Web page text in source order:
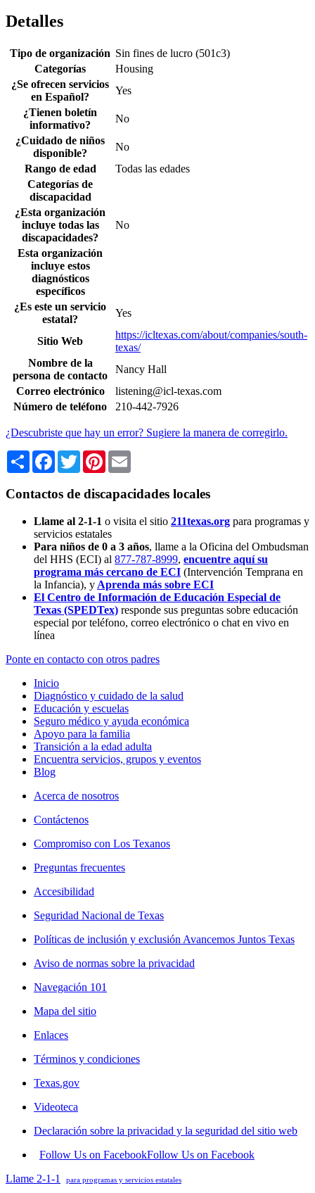
Detalles
Tipo de organización Sin fines de lucro (501c3)
Categorías
Housing
¿Se ofrecen servicios
en Español?
Yes
¿Tienen boletín
informativo?
No
¿Cuidado de niños
disponible?
No
Rango de edad
Todas las edades
Categorías de
discapacidad
¿Esta organización
incluye todas las
discapacidades?
No
Esta organización
incluye estos
diagnósticos
específicos
¿Es este un servicio
estatal?
Yes
Sitio Web
https://icltexas.com/about/companies/south-
texas/
Nombre de la
persona de contacto
Nancy Hall
Correo electrónico
listening@icl-texas.com
Número de teléfono
210-442-7926
¿Descubriste que hay un error? Sugiere la manera de corregirlo.
Share Facebook
TwitterPinterest
Contactos de discapacidades locales
Llame al 2-1-1 o visita el sitio 211texas.org para programas y
servicios estatales
Para niños de 0 a 3 años, llame a la Oficina del Ombudsman
del HHS (ECI) al 877-787-8999, encuentre aquí su
programa más cercano de ECI (Intervención Temprana en
la Infancia), y Aprenda más sobre ECI
El Centro de Información de Educación Especial de
Texas (SPEDTex) responde sus preguntas sobre educación
especial por teléfono, correo electrónico o chat en vivo en
línea
Ponte en contacto con otros padres
Inicio
Diagnóstico y cuidado de la salud
Educación y escuelas
Seguro médico y ayuda económica
Apoyo para la familia
Transición a la edad adulta
Encuentra servicios, grupos y eventos
Blog
Acerca de nosotros
Contáctenos
Compromiso con Los Texanos
Preguntas frecuentes
Accesibilidad
Seguridad Nacional de Texas
Políticas de inclusión y exclusión Avancemos Juntos Texas
Aviso de normas sobre la privacidad
Navegación 101
Mapa del sitio
Enlaces
Términos y condiciones
Texas.gov
Videoteca
Declaración sobre la privacidad y la seguridad del sitio web
Follow Us on FacebookFollow Us on Facebook
Llame 2-1-1
para programas y servicios estatales